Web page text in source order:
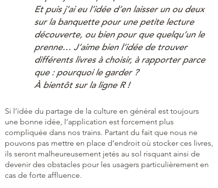
Et puis j’ai eu l’idée d’en laisser un ou deux
sur la banquette pour une petite lecture
découverte, ou bien pour que quelqu’un le
prenne… J’aime bien l’idée de trouver
différents livres à choisir, à rapporter parce
que : pourquoi le garder ?
À bientôt sur la ligne R !
Si l’idée du partage de la culture en général est toujours
une bonne idée, l’application est forcement plus
compliquée dans nos trains. Partant du fait que nous ne
pouvons pas mettre en place d’endroit où stocker ces livres,
ils seront malheureusement jetés au sol risquant ainsi de
devenir des obstacles pour les usagers particulièrement en
cas de forte affluence.